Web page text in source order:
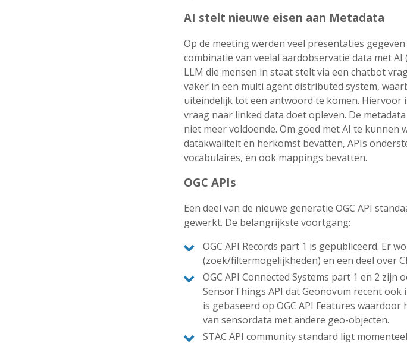
AI stelt nieuwe eisen aan Metadata
Op de meeting werden veel presentaties
combinatie van veelal aardobservatie data met
LLM die mensen in staat stelt via een chatbot
vaker in een multi agent distributed system,
uiteindelijk tot een antwoord te komen. Hiervoor
vraag naar linked data doet opleven. De
niet meer voldoende. Om goed met AI te
datakwaliteit en herkomst bevatten, APIs
vocabulaires, en ook mappings bevatten.
OGC APIs
Een deel van de nieuwe generatie OGC API
gewerkt. De belangrijkste voortgang:
OGC API Records part 1 is gepubliceerd. Er
(zoek/filtermogelijkheden) en een deel over
OGC API Connected Systems part 1 en 2
SensorThings API dat Geonovum recent
is gebaseerd op OGC API Features
van sensordata met andere geo-objecten.
STAC API community standard ligt